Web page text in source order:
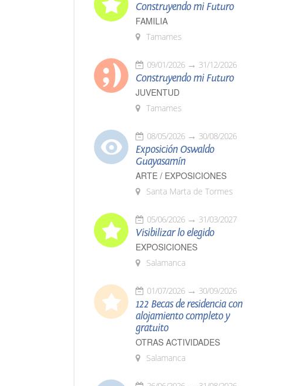
Construyendo mi Futuro
FAMILIA
Tamames
09/01/2026 31/12/2026
Construyendo mi Futuro
JUVENTUD
Tamames
08/05/2026 30/08/2026
Exposición Oswaldo
Guayasamín
ARTE / EXPOSICIONES
Santa Marta de Tormes
05/06/2026 31/03/2027
Visibilizar lo elegido
EXPOSICIONES
Salamanca
01/07/2026 30/09/2026
122 Becas de residencia con
alojamiento completo y
gratuito
OTRAS ACTIVIDADES
Salamanca